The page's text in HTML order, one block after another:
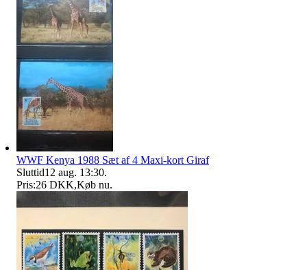
WWF Kenya 1988 Sæt af 4 Maxi-kort Giraf
Sluttid12 aug. 13:30.
Pris:26 DKK,Køb nu.